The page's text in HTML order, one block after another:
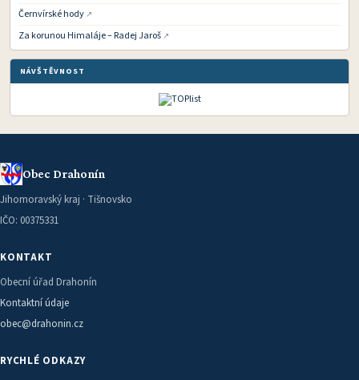
Černvírské hody
Za korunou Himaláje – Radej Jaroš
NÁVŠTĚVNOST
Obec Drahonín
Jihomoravský kraj · Tišnovsko
IČO: 00375331
KONTAKT
Obecní úřad Drahonín
Kontaktní údaje
obec@drahonin.cz
RYCHLÉ ODKAZY